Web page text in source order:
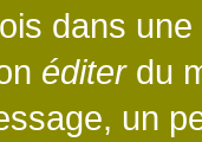
dans
éditerdu
un